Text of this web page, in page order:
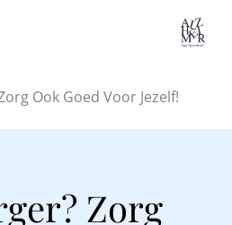
Ook Goed Voor Jezelf!
Zorg